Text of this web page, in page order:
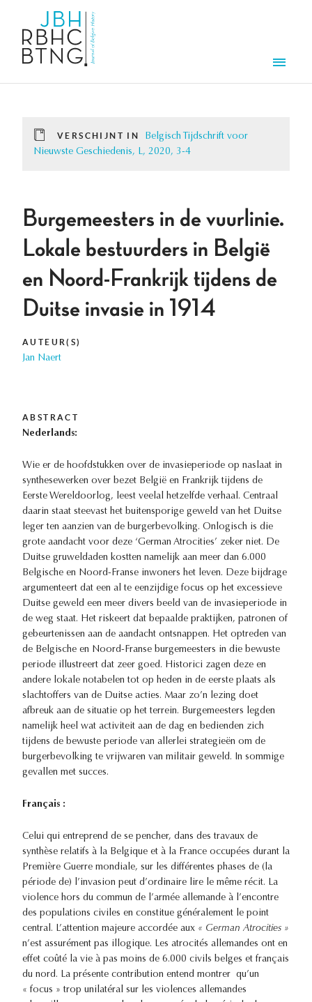
VERSCHIJNT IN
Belgisch Tijdschrift voor
Nieuwste Geschiedenis, L, 2020, 3-4
Burgemeesters in de vuurlinie.
Lokale bestuurders in België
en Noord-Frankrijk tijdens de
Duitse invasie in 1914
AUTEUR(S)
Jan Naert
ABSTRACT
Nederlands:
Wie er de hoofdstukken over de invasieperiode op naslaat in
synthesewerken over bezet België en Frankrijk tijdens de
Eerste Wereldoorlog, leest veelal hetzelfde verhaal. Centraal
daarin staat steevast het buitensporige geweld van het Duitse
leger ten aanzien van de burgerbevolking. Onlogisch is die
grote aandacht voor deze ‘German Atrocities’ zeker niet. De
Duitse gruweldaden kostten namelijk aan meer dan 6.000
Belgische en Noord-Franse inwoners het leven. Deze bijdrage
argumenteert dat een al te eenzijdige focus op het excessieve
Duitse geweld een meer divers beeld van de invasieperiode in
de weg staat. Het riskeert dat bepaalde praktijken, patronen of
gebeurtenissen aan de aandacht ontsnappen. Het optreden van
de Belgische en Noord-Franse burgemeesters in die bewuste
periode illustreert dat zeer goed. Historici zagen deze en
andere lokale notabelen tot op heden in de eerste plaats als
slachtoffers van de Duitse acties. Maar zo’n lezing doet
afbreuk aan de situatie op het terrein. Burgemeesters legden
namelijk heel wat activiteit aan de dag en bedienden zich
tijdens de bewuste periode van allerlei strategieën om de
burgerbevolking te vrijwaren van militair geweld. In sommige
gevallen met succes.
Français :
Celui qui entreprend de se pencher, dans des travaux de
synthèse relatifs à la Belgique et à la France occupées durant la
Première Guerre mondiale, sur les différentes phases de (la
période de) l’invasion peut d’ordinaire lire le même récit. La
violence hors du commun de l’armée allemande à l’encontre
des populations civiles en constitue généralement le point
central. L’attention majeure accordée aux « German Atrocities »
n’est assurément pas illogique. Les atrocités allemandes ont en
effet coûté la vie à pas moins de 6.000 civils belges et français
du nord. La présente contribution entend montrer qu’un
« focus » trop unilatéral sur les violences allemandes